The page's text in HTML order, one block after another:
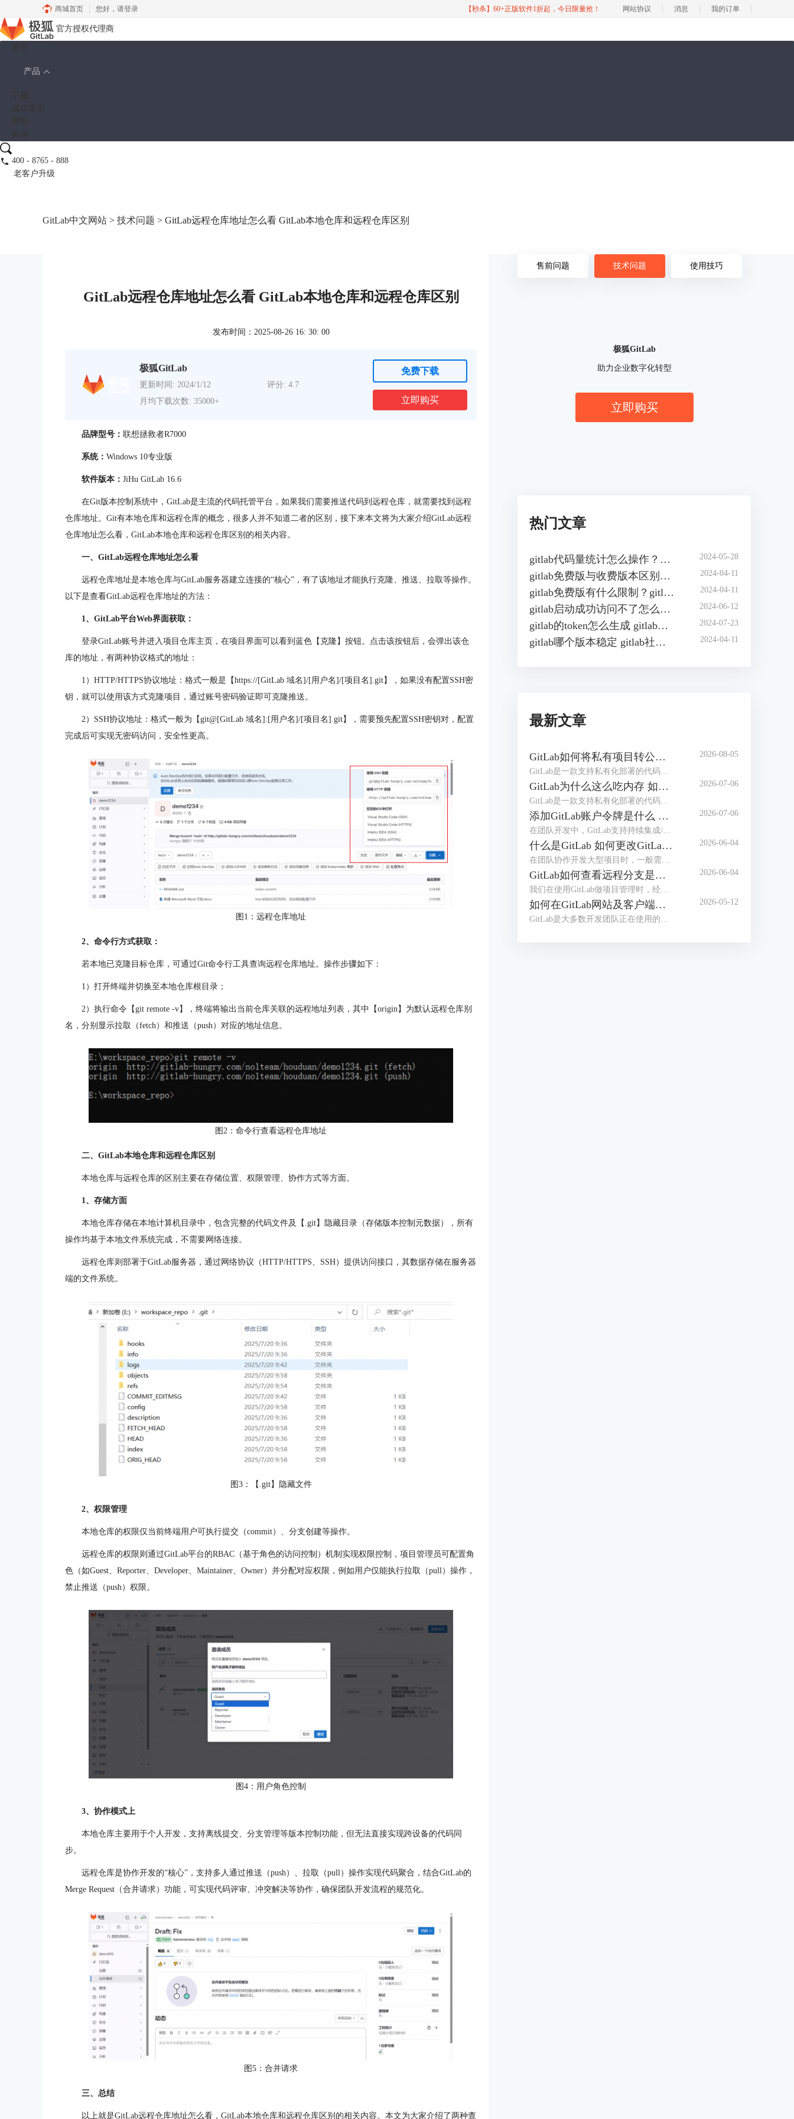
商城首页 您好， 请登录 【秒杀】60+正版软件1折起，今日限量抢！ 网站协议 消息 我的订单
官方授权代理商
产品
400 - 8765 - 888
老客户升级
GitLab中文网站 > 技术问题 > GitLab远程仓库地址怎么看 GitLab本地仓库和远程仓库区别
GitLab远程仓库地址怎么看 GitLab本地仓库和远程仓库区别
发布时间：2025-08-26 16: 30: 00
极狐GitLab
更新时间: 2024/1/12
评分: 4.7
月均下载次数: 35000+
免费下载
立即购买
品牌型号： 联想拯救者R7000
系统： Windows 10专业版
软件版本： JiHu GitLab 16.6
在Git版本控制系统中，GitLab是主流的代码托管平台，如果我们需要推送代码到远程仓库，就需要找到远程
仓库地址。Git有本地仓库和远程仓库的概念，很多人并不知道二者的区别，接下来本文将为大家介绍GitLab远程
仓库地址怎么看，GitLab本地仓库和远程仓库区别的相关内容。
一、GitLab远程仓库地址怎么看
远程仓库地址是本地仓库与GitLab服务器建立连接的“核心”，有了该地址才能执行克隆、推送、拉取等操作。
以下是查看GitLab远程仓库地址的方法：
1、GitLab平台Web界面获取：
登录GitLab账号并进入项目仓库主页，在项目界面可以看到蓝色【克隆】按钮。点击该按钮后，会弹出该仓
库的地址，有两种协议格式的地址：
1）HTTP/HTTPS协议地址：格式一般是【https://[GitLab 域名]/[用户名]/[项目名].git】，如果没有配置SSH密
钥，就可以使用该方式克隆项目，通过账号密码验证即可克隆推送。
2）SSH协议地址：格式一般为【git@[GitLab 域名]:[用户名]/[项目名].git】，需要预先配置SSH密钥对，配置
完成后可实现无密码访问，安全性更高。
图1：远程仓库地址
2、命令行方式获取：
若本地已克隆目标仓库，可通过Git命令行工具查询远程仓库地址。操作步骤如下：
1）打开终端并切换至本地仓库根目录；
2）执行命令【git remote -v】，终端将输出当前仓库关联的远程地址列表，其中【origin】为默认远程仓库别
名，分别显示拉取（fetch）和推送（push）对应的地址信息。
图2：命令行查看远程仓库地址
二、GitLab本地仓库和远程仓库区别
本地仓库与远程仓库的区别主要在存储位置、权限管理、协作方式等方面。
1、存储方面
本地仓库存储在本地计算机目录中，包含完整的代码文件及【.git】隐藏目录（存储版本控制元数据），所有
操作均基于本地文件系统完成，不需要网络连接。
远程仓库则部署于GitLab服务器，通过网络协议（HTTP/HTTPS、SSH）提供访问接口，其数据存储在服务器
端的文件系统。
图3：【.git】隐藏文件
2、权限管理
本地仓库的权限仅当前终端用户可执行提交（commit）、分支创建等操作。
远程仓库的权限则通过GitLab平台的RBAC（基于角色的访问控制）机制实现权限控制，项目管理员可配置角
色（如Guest、Reporter、Developer、Maintainer、Owner）并分配对应权限，例如用户仅能执行拉取（pull）操作，
禁止推送（push）权限。
图4：用户角色控制
3、协作模式上
本地仓库主要用于个人开发，支持离线提交、分支管理等版本控制功能，但无法直接实现跨设备的代码同
步。
远程仓库是协作开发的“核心”，支持多人通过推送（push）、拉取（pull）操作实现代码聚合，结合GitLab的
Merge Request（合并请求）功能，可实现代码评审、冲突解决等协作，确保团队开发流程的规范化。
图5：合并请求
三、总结
以上就是GitLab远程仓库地址怎么看，GitLab本地仓库和远程仓库区别的相关内容。本文为大家介绍了两种查
售前问题 技术问题 使用技巧
极狐GitLab
助力企业数字化转型
立即购买
热门文章
gitlab代码量统计怎么操作？如何在gitlab中自动统计代码行数？ 2024-05-28
gitlab免费版与收费版本区别？gitlab企业版怎样收费？ 2024-04-11
gitlab免费版有什么限制？gitlab免费版可以几人用？ 2024-04-11
gitlab启动成功访问不了怎么办？gitlab无法访问页面有哪些原因？ 2024-06-12
gitlab的token怎么生成 gitlab的access token怎么查询 2024-07-23
gitlab哪个版本稳定 gitlab社区版和企业版的区别 2024-04-11
最新文章
GitLab如何将私有项目转公开项目 GitLab如何将项目移到组中
GitLab是一款支持私有化部署的代码管理和协作平台，在实际工作中，创建项目仓库可能设置成了私有仓库，后期可能需要将其转为公共项目。或者随着项目团队扩张、部门调整，导致项目仓库杂乱，可以按照开发团队创建【组】，方便统一管理。下面本文将为大家介绍GitLab如何将私有项目转公开项目，GitLab如何将项目移到组中的相关内容。
2026-08-05
GitLab为什么这么吃内存 如何解决GitLab内存占用过大的问题
GitLab是一款支持私有化部署的代码托管平台，在日常使用时，可能会遇到GitLab的服务器内存占用率高，导致团队成员在提交代码、执行CI/CD构建时，GitLab页面加载卡顿、响应超时，在提交代码的高峰期、严重影响提交效率，甚至可能导致无法正常拉取、提交代码。本文将为大家介绍GitLab为什么这么吃内存，如何解决GitLab内存占用过大的问题的相关内容。
2026-07-06
添加GitLab账户令牌是什么 GitLab如何设置令牌
在团队开发中，GitLab支持持续集成/部署，并且支持本地私有化部署，是很多开发团队正在使用的代码管理工具。员工在使用GitLab拉取代码时，配置令牌可以免密登录，更加安全高效。那么GitLab令牌是什么，怎么设置令牌呢？本文将为大家介绍添加GitLab账户令牌是什么，GitLab如何设置令牌的相关内容。
2026-07-06
什么是GitLab 如何更改GitLab的初始密码
在团队协作开发大型项目时，一般需要使用项目管理工具，比较常用的是Gitee、GitLab等，如果对项目安全性要求较高，需要私有化部署，建议部署GitLab后团队之间使用。很多用户并不知道GitLab是什么，初次拿到GitLab账号后怎么修改初始化密码呢？本文将为大家介绍什么是GitLab，如何更改GitLab的初始密码的相关内容。
2026-06-04
GitLab如何查看远程分支是基于哪个分支创建的 GitLab怎么切换当前开发分支
我们在使用GitLab做项目管理时，经常会创建多个分支。合理的分支体系能够保证项目顺利推进，在使用分支时，我们需要知道远程分支的创建源头，从而知道代码之间的关系，避免合并冲突。拉取代码后，需要切换到指定分支开发，应该怎么切换分支呢？本文将为大家介绍GitLab如何查看远程分支是基于哪个分支创建的，GitLab怎么切换当前开发分支的相关内容。
2026-06-04
如何在GitLab网站及客户端同步修改个人密码 客户端怎么免密拉取代码
GitLab是大多数开发团队正在使用的开发工具，很多用户想要在开发工具（例如IDEA）中登录GitLab账户，从而可以快速拉取代码。如果GitLab网站修改了密码，怎么能实现开发工具客户端同步修改呢？每次拉取代码都需要输入密码的情况下，怎么做到免密拉取代码呢？本文将为大家介绍如何在GitLab网站及客户端同步修改个人密码，客户端怎么免密拉取代码的相关内容。
2026-05-12